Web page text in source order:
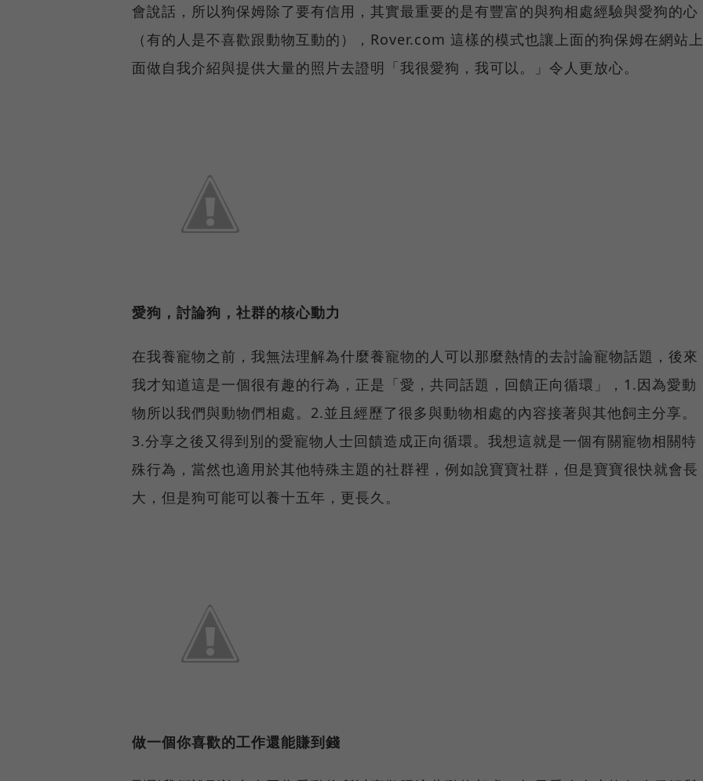
會說話，所以狗保姆除了要有信用，其實最重要的是有豐富的與狗相處經驗與愛狗的心
（有的人是不喜歡跟動物互動的），Rover.com 這樣的模式也讓上面的狗保姆在網站上
面做自我介紹與提供大量的照片去證明「我很愛狗，我可以。」令人更放心。
愛狗，討論狗，社群的核心動力
在我養寵物之前，我無法理解為什麼養寵物的人可以那麼熱情的去討論寵物話題，後來
我才知道這是一個很有趣的行為，正是「愛，共同話題，回饋正向循環」，1.因為愛動
物所以我們與動物們相處。2.並且經歷了很多與動物相處的內容接著與其他飼主分享。
3.分享之後又得到別的愛寵物人士回饋造成正向循環。我想這就是一個有關寵物相關特
殊行為，當然也適用於其他特殊主題的社群裡，例如說寶寶社群，但是寶寶很快就會長
大，但是狗可能可以養十五年，更長久。
做一個你喜歡的工作還能賺到錢